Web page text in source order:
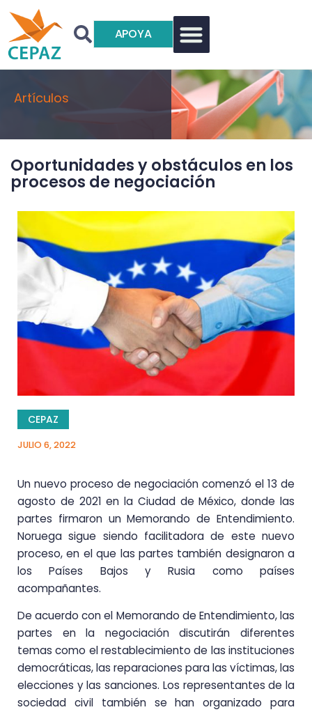
APOYA
Artículos
Oportunidades y obstáculos en los
procesos de negociación
CEPAZ
JULIO 6, 2022
Un nuevo proceso de negociación comenzó el 13 de
agosto de 2021 en la Ciudad de México, donde las
partes firmaron un Memorando de Entendimiento.
Noruega sigue siendo facilitadora de este nuevo
proceso, en el que las partes también designaron a
los Países Bajos y Rusia como países
acompañantes.
De acuerdo con el Memorando de Entendimiento, las
partes en la negociación discutirán diferentes
temas como el restablecimiento de las instituciones
democráticas, las reparaciones para las víctimas, las
elecciones y las sanciones. Los representantes de la
sociedad civil también se han organizado para